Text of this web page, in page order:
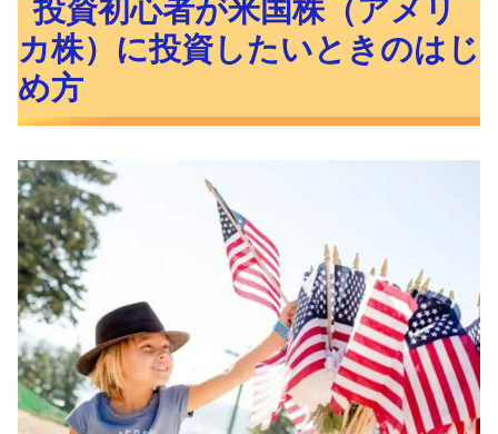
たいときのはじめ方
【投資方法編】米国株（アメリカ株）への投
資のはじめ方
米国株の投資方法ごとのメリット・デ
【投資手順編】米国株（アメリカ株）への投
資のはじめ方
①証券口座を開設する
②証券口座に入金する
投資初心者が米国株（アメリ
カ株）に投資したいときのはじ
め方